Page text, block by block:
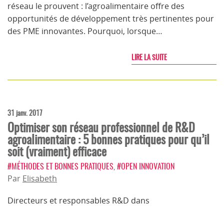
réseau le prouvent : l’agroalimentaire offre des
opportunités de développement très pertinentes pour
des PME innovantes. Pourquoi, lorsque…
LIRE LA SUITE
31 janv. 2017
Optimiser son réseau professionnel de R&D
agroalimentaire : 5 bonnes pratiques pour qu’il
soit (vraiment) efficace
#MÉTHODES ET BONNES PRATIQUES #OPEN INNOVATION
Par Elisabeth
Directeurs et responsables R&D dans